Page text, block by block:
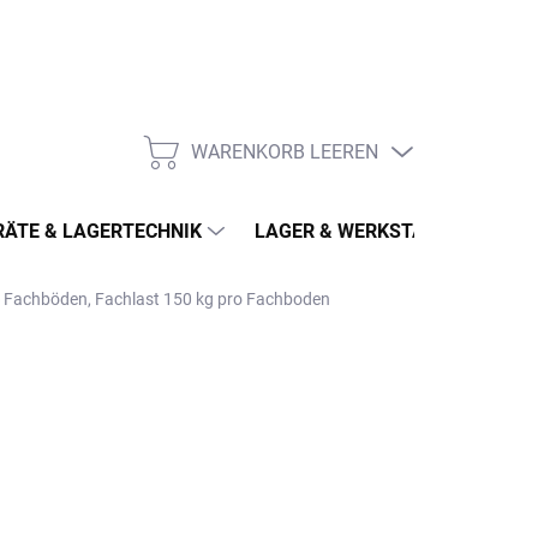
WARENKORB
WARENKORB LEEREN
& LAGERTECHNIK LAGER & WERKSTATT
Fachlast 150 kg pro Fachboden